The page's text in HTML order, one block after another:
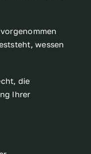
wessen
die
Ihrer